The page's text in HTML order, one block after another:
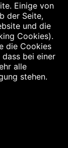
Nächster
Weiter
Einige von
der Seite,
und die
Cookies).
die Cookies
bei einer
alle
stehen.